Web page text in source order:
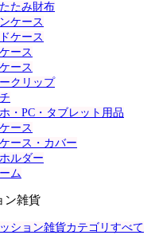
たみ財布
ケース
ケース
ース
ース
クリップ
・PC・タブレット用品
ース
ース・カバー
ルダー
ム
ン雑貨
ション雑貨カテゴリすべて